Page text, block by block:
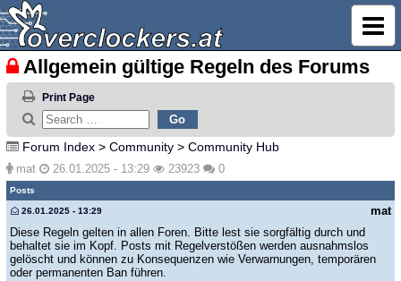
Allgemein gültige Regeln des Forums
Print Page
Forum Index > Community > Community Hub
mat 26.01.2025 - 13:29 23923 0
Posts
mat
26.01.2025 - 13:29
Diese Regeln gelten in allen Foren. Bitte lest sie sorgfältig durch und
behaltet sie im Kopf. Posts mit Regelverstößen werden ausnahmslos
gelöscht und können zu Konsequenzen wie Verwarnungen, temporären
oder permanenten Ban führen.